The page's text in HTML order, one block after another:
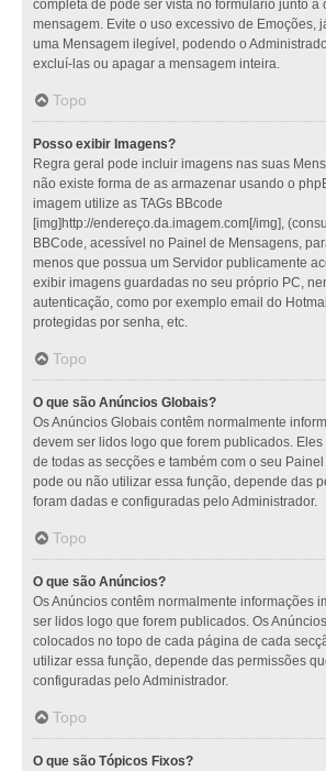
completa de pode ser vista no formulário junto à
mensagem. Evite o uso excessivo de Emoções,
uma Mensagem ilegível, podendo o
excluí-las ou apagar a mensagem inteira.
Topo
Posso exibir Imagens?
Regra geral pode incluir imagens nas suas
não existe forma de as armazenar usando o
imagem utilize as TAGs BBcode
[img]http://endereço.da.imagem.com[/img],
BBCode, acessível no Painel de Mensagens,
menos que possua um Servidor publicamente
exibir imagens guardadas no seu próprio PC,
autenticação, como por exemplo email do
protegidas por senha, etc.
Topo
O que são Anúncios Globais?
Os Anúncios Globais contêm normalmente
devem ser lidos logo que forem publicados.
de todas as secções e também com o seu
pode ou não utilizar essa função, depende das
foram dadas e configuradas pelo Administrador.
Topo
O que são Anúncios?
Os Anúncios contêm normalmente informações
ser lidos logo que forem publicados. Os
colocados no topo de cada página de cada
utilizar essa função, depende das permissões
configuradas pelo Administrador.
Topo
O que são Tópicos Fixos?